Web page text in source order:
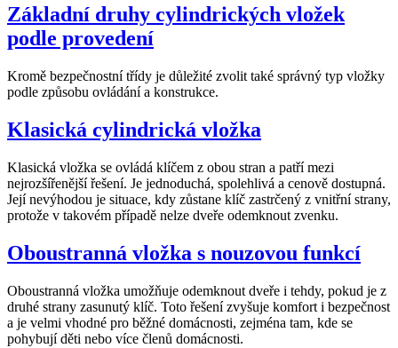
Základní druhy cylindrických vložek
podle provedení
Kromě bezpečnostní třídy je důležité zvolit také správný typ vložky
podle způsobu ovládání a konstrukce.
Klasická cylindrická vložka
Klasická vložka se ovládá klíčem z obou stran a patří mezi
nejrozšířenější řešení. Je jednoduchá, spolehlivá a cenově dostupná.
Její nevýhodou je situace, kdy zůstane klíč zastrčený z vnitřní strany,
protože v takovém případě nelze dveře odemknout zvenku.
Oboustranná vložka s nouzovou funkcí
Oboustranná vložka umožňuje odemknout dveře i tehdy, pokud je z
druhé strany zasunutý klíč. Toto řešení zvyšuje komfort i bezpečnost
a je velmi vhodné pro běžné domácnosti, zejména tam, kde se
pohybují děti nebo více členů domácnosti.